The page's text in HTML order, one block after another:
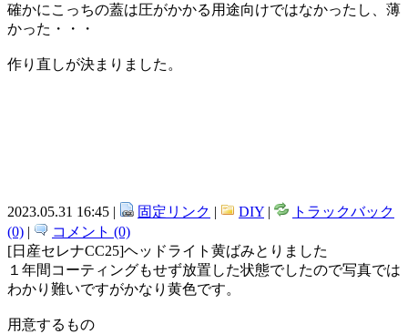
確かにこっちの蓋は圧がかかる用途向けではなかったし、薄
かった・・・
作り直しが決まりました。
2023.05.31 16:45 | 固定リンク | DIY |
トラックバック
(0) |
コメント (0)
[日産セレナCC25]ヘッドライト黄ばみとりました
１年間コーティングもせず放置した状態でしたので写真では
わかり難いですがかなり黄色です。
用意するもの